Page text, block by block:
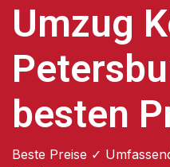
Umzug
besten
Beste Preise ✓